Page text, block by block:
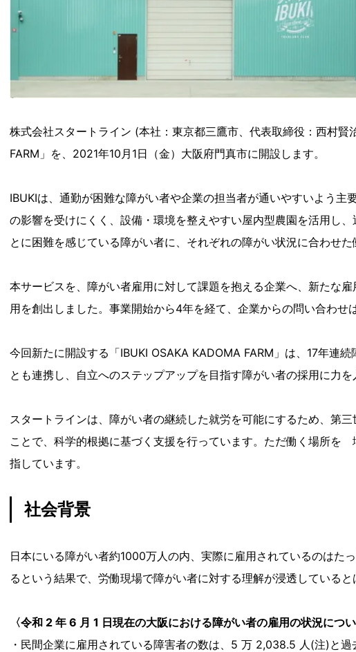
株式会社スタートライン (本社：東京都三鷹市、代表取締役：西村
FARM」を、2021年10月1日（金）大阪府門真市に開設します。
IBUKIは、通勤が困難な障がい者や企業の担当者が通いやすいよう
の影響を受けにくく、設備・環境を整えやすい屋内型農園を活用し
とに困難を感じている障がい者に、それぞれの障がい状況に合わせた
本サービスを、障がい者雇用に対して課題を抱える企業へ、新たな
用を創出しました。事業開始から4年を経て、企業からの問い合わ
今回新たに開設する「IBUKI OSAKA KADOMA FARM」は、17年連
とも連携し、自立へのステップアップを目指す障がい者の採用に力を
スタートラインは、障がい者の継続した就労を可能にするため、第
ことで、科学的根拠に基づく支援を行っています。ただ働く場所を
指しています。
社会背景
日本にいる障がい者約1000万人の内、実際に雇用されているのは
るという結果で、労働現場で障がい者に対する理解が浸透していると
〈令和 2 年 6 月 1 日現在の大阪における障がい者の雇用の状況につい
・民間企業に雇用されている障害者の数は、5 万 2,038.5 人(注)と過